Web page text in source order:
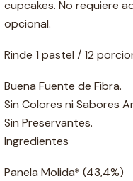
cupcakes. No requiere
opcional.
Rinde 1 pastel / 12
Buena Fuente de Fibra.
Sin Colores ni Sabores
Sin Preservantes.
Ingredientes
Panela Molida* (43,4%)